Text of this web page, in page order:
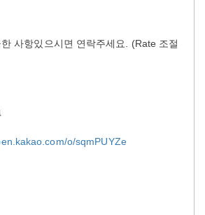
사항있으시면 연락주세요. (Rate 조절
o/sqmPUYZe